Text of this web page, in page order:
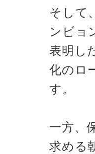
そして
ンビョ
表明し
化のロ
す。
一方、
求める